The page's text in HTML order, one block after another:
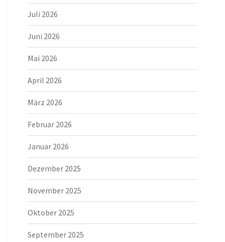
Juli 2026
Juni 2026
Mai 2026
April 2026
März 2026
Februar 2026
Januar 2026
Dezember 2025
November 2025
Oktober 2025
September 2025